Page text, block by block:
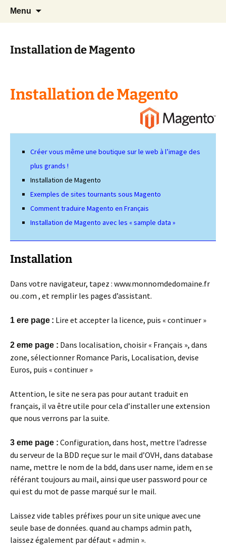
Christian Pc
Cours Dépannages informatique
Interventions rapides création de sites
Menu
Installation de Magento
Installation de Magento
Créer vous même une boutique sur le web à l’image des
plus grands !
Installation de Magento
Exemples de sites tournants sous Magento
Comment traduire Magento en Français
Installation de Magento avec les « sample data »
Installation
Dans votre navigateur, tapez : www.monnomdedomaine.fr
ou .com , et remplir les pages d’assistant.
1 ere page : Lire et accepter la licence, puis « continuer »
2 eme page : Dans localisation, choisir « Français », dans
zone, sélectionner Romance Paris, Localisation, devise
Euros, puis « continuer »
Attention, le site ne sera pas pour autant traduit en
français, il va être utile pour cela d’installer une extension
que nous verrons par la suite.
3 eme page : Configuration, dans host, mettre l’adresse
du serveur de la BDD reçue sur le mail d’OVH, dans database
name, mettre le nom de la bdd, dans user name, idem en se
référant toujours au mail, ainsi que user password pour ce
qui est du mot de passe marqué sur le mail.
Laissez vide tables préfixes pour un site unique avec une
seule base de données. quand au champs admin path,
laissez également par défaut « admin ».